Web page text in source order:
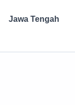
Jawa Tengah